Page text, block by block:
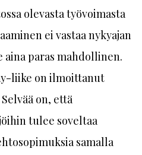
olevasta työvoimasta
ei vastaa nykyajan
paras mahdollinen.
liike on ilmoittanut
on, että
tulee soveltaa
samalla